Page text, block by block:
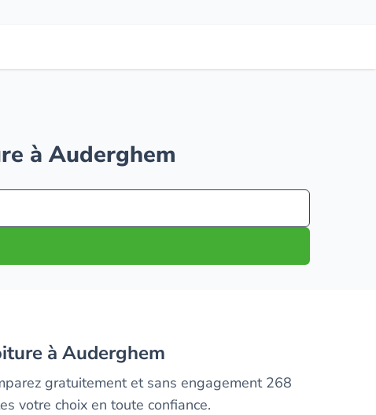
à Auderghem
à Auderghem
gratuitement et sans engagement 268
votre choix en toute confiance.